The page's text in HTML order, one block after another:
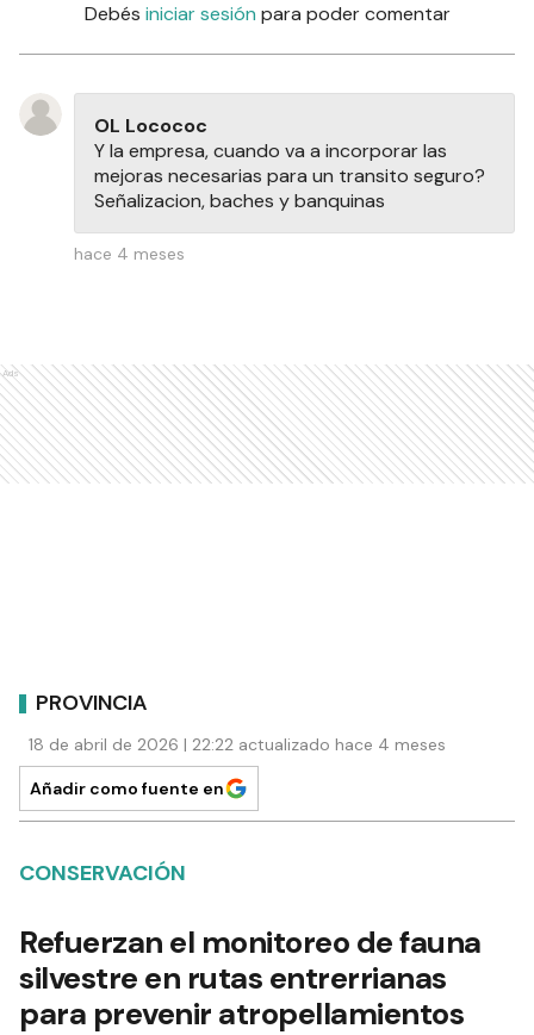
Debés iniciar sesión para poder comentar
OL Locococ
Y la empresa, cuando va a incorporar las
mejoras necesarias para un transito seguro?
Señalizacion, baches y banquinas
hace 4 meses
Ads
PROVINCIA
18 de abril de 2026 | 22:22 actualizado hace 4 meses
Añadir como fuente en
CONSERVACIÓN
Refuerzan el monitoreo de fauna
silvestre en rutas entrerrianas
para prevenir atropellamientos